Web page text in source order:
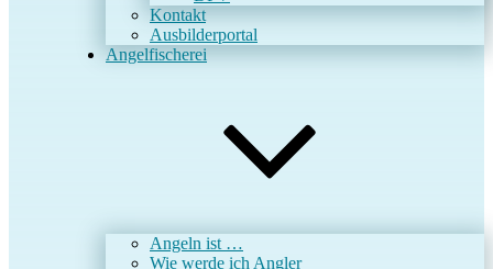
Kontakt
Ausbilderportal
Angelfischerei
Angeln ist …
Wie werde ich Angler